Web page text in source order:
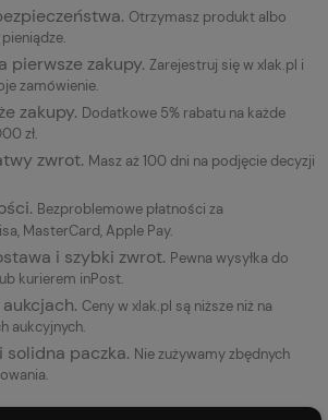
. Otrzymasz produkt albo
pierwsze zakupy. Zarejestruj się w xlak.pl i
zamówienie.
zakupy. Dodatkowe 5% rabatu na każde
zł.
zwrot. Masz aż 100 dni na podjęcie decyzji
. Bezproblemowe płatności za
MasterCard, Apple Pay.
i szybki zwrot. Pewna wysyłka do
kurierem inPost.
Ceny w xlak.pl są niższe niż na
aukcyjnych.
solidna paczka. Nie zużywamy zbędnych